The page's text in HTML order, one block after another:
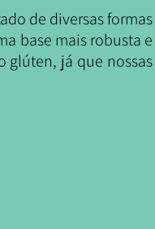
de diversas formas
base mais robusta e
glúten, já que nossas